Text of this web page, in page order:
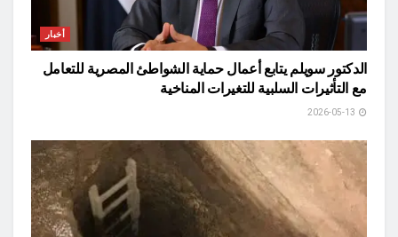
أخبار
الدكتور سويلم يتابع أعمال حماية الشواطئ المصرية للتعامل
مع التأثيرات السلبية للتغيرات المناخية